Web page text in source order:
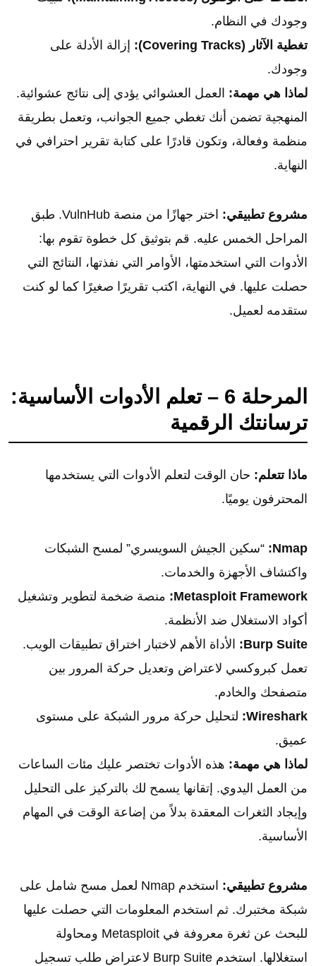
وجودك في النظام.
تغطية الآثار (Covering Tracks):
إزالة الأدلة على
وجودك.
لماذا هي مهمة: العمل العشوائي يؤدي إلى نتائج عشوائية.
المنهجية تضمن أنك تغطي جميع الجوانب، وتعمل بطريقة
منظمة وفعالة، وتكون قادرًا على كتابة تقرير احترافي في
النهاية.
مشروع تطبيقي:
اختر جهازًا من منصة VulnHub. طبق
المراحل الخمس عليه. قم بتوثيق كل خطوة تقوم بها:
الأدوات التي استخدمتها، الأوامر التي نفذتها، النتائج التي
حصلت عليها. في النهاية، اكتب تقريرًا صغيرًا كما لو كنت
ستقدمه لعميل.
المرحلة 6 – تعلم الأدوات الأساسية:
ترسانتك الرقمية
ماذا تتعلم: حان الوقت لتعلم الأدوات التي يستخدمها
المحترفون يوميًا.
Nmap: “سكين الجيش السويسري” لمسح الشبكات
واكتشاف الأجهزة والخدمات.
Metasploit Framework:
منصة ضخمة لتطوير وتشغيل
أكواد الاستغلال ضد الأنظمة.
Burp Suite:
الأداة الأهم لاختبار اختراق تطبيقات الويب.
تعمل كبروكسي لاعتراض وتعديل حركة المرور بين
متصفحك والخادم.
Wireshark: لتحليل حركة مرور الشبكة على مستوى
عميق.
لماذا هي مهمة: هذه الأدوات تختصر عليك مئات الساعات
من العمل اليدوي. إتقانها يسمح لك بالتركيز على التحليل
وإيجاد الثغرات المعقدة بدلاً من إضاعة الوقت في المهام
الأساسية.
مشروع تطبيقي:
استخدم Nmap لعمل مسح شامل على
شبكة مختبرك. ثم استخدم المعلومات التي حصلت عليها
للبحث عن ثغرة معروفة في Metasploit ومحاولة
استغلالها. استخدم Burp Suite لاعتراض طلب تسجيل